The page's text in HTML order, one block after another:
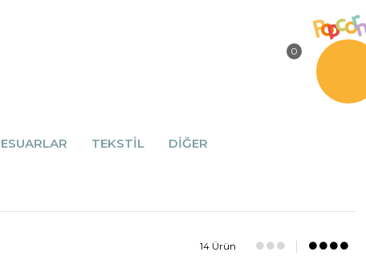
0
TEKSTİL DİĞER
14 Ürün